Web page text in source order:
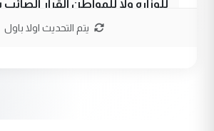
للوزاره ولا للمواطن القرار
يتم التحديث اولا باول